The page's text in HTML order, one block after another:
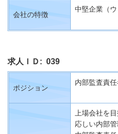
会社の特徴
中堅企業（ウ
求人ＩＤ: 039
ポジション
内部監査責
上場会社を
応しい内部